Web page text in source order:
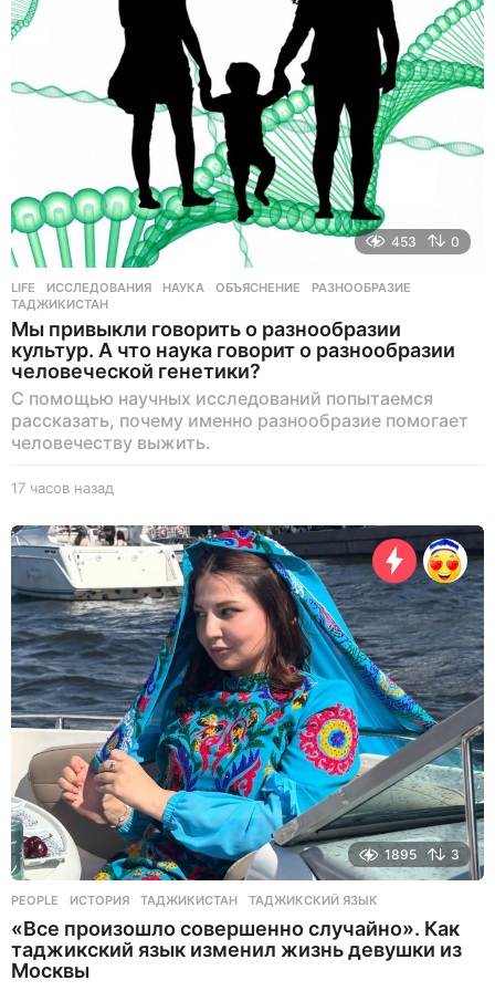
н
з
д
453 0
LIFE ИССЛЕДОВАНИЯ ,НАУКА ,ОБЪЯСНЕНИЕ ,РАЗНООБРАЗИЕ
ТАДЖИКИСТАН
Мы привыкли говорить о разнообразии
культур. А что наука говорит о разнообразии
человеческой генетики?
С помощью научных исследований попытаемся
рассказать, почему именно разнообразие помогает
человечеству выжить.
17 часов назад
ч
а
о
в
н
а
з
а
д
1895 3
PEOPLE ИСТОРИЯ ,ТАДЖИКИСТАН ,ТАДЖИКСКИЙ ЯЗЫК
«Все произошло совершенно случайно». Как
таджикский язык изменил жизнь девушки из
Москвы